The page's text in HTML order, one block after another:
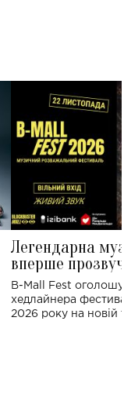
Легендарна
вперше
Україні: де
B-Mall Fest
хедлайнера
2026 року на новій